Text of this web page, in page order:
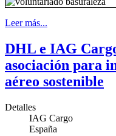
Leer más...
DHL e IAG
asociación para
aéreo sostenible
Detalles
IAG Cargo
España